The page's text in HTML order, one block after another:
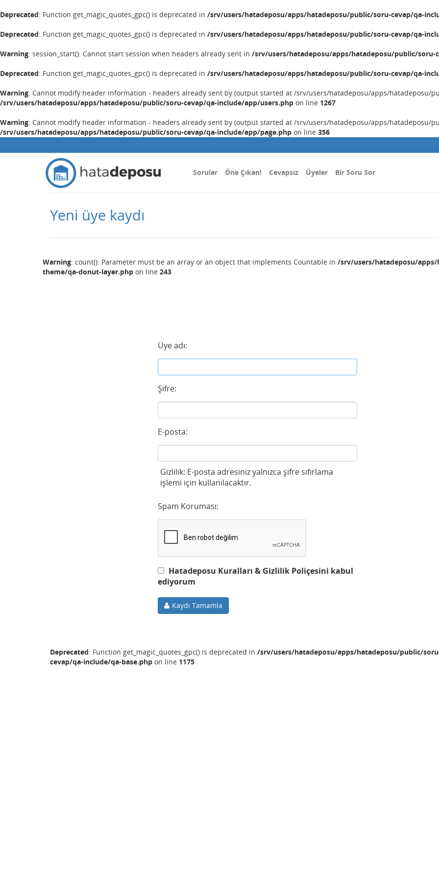
Deprecated: Function get_magic_quotes_gpc() is deprecated in /srv/users/hatadeposu/apps/hatadeposu/public/soru-cevap/qa-
Deprecated: Function get_magic_quotes_gpc() is deprecated in /srv/users/hatadeposu/apps/hatadeposu/public/soru-cevap/qa-
Warning: session_start(): Cannot start session when headers already sent in /srv/users/hatadeposu/apps/hatadeposu/public/soru-
Deprecated: Function get_magic_quotes_gpc() is deprecated in /srv/users/hatadeposu/apps/hatadeposu/public/soru-cevap/qa-
Warning: Cannot modify header information - headers already sent by (output started at /srv/users/hatadeposu/apps/hatadeposu/
/srv/users/hatadeposu/apps/hatadeposu/public/soru-cevap/qa-include/app/users.php on line 1267
Warning: Cannot modify header information - headers already sent by (output started at /srv/users/hatadeposu/apps/hatadeposu/
/srv/users/hatadeposu/apps/hatadeposu/public/soru-cevap/qa-include/app/page.php on line 356
Sorular Öne Çıkan! Cevapsız Üyeler Bir Soru Sor
Yeni üye kaydı
Warning: count(): Parameter must be an array or an object that implements Countable in /srv/users/hatadeposu/
theme/qa-donut-layer.php on line 243
Üye adı:
Şifre:
E-posta:
Gizlilik: E-posta adresiniz yalnızca şifre sıfırlama
işlemi için kullanılacaktır.
Spam Koruması:
Hatadeposu Kuralları & Gizlilik Poliçesini kabul
ediyorum
Kaydı Tamamla
Deprecated: Function get_magic_quotes_gpc() is deprecated in /srv/users/hatadeposu/apps/hatadeposu/public/
cevap/qa-include/qa-base.php on line 1175